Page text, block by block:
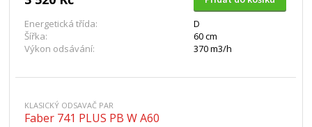
Energetická třída:
D
Šířka:
60 cm
Výkon odsávání:
370 m3/h
KLASICKÝ ODSAVAČ PAR
Faber 741 PLUS PB W A60